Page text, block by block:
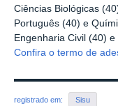
Ciências Biológicas
Português (40) e
Engenharia Civil (40)
Confira o termo de
registrado em: Sisu